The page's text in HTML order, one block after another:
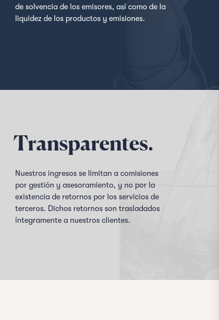
de solvencia de los emisores, así como de la
liquidez de los productos y emisiones.
Transparentes.
Nuestros ingresos se limitan a comisiones
por gestión y asesoramiento, y no por la
existencia de retornos por los servicios de
terceros. Dichos retornos son trasladados
íntegramente a nuestros clientes.